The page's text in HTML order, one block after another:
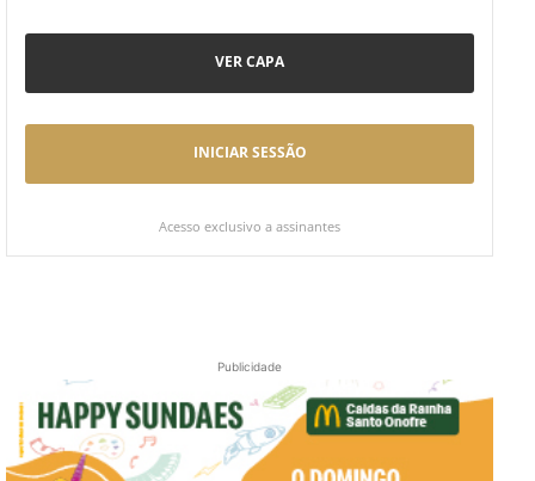
VER CAPA
INICIAR SESSÃO
Acesso exclusivo a assinantes
Publicidade